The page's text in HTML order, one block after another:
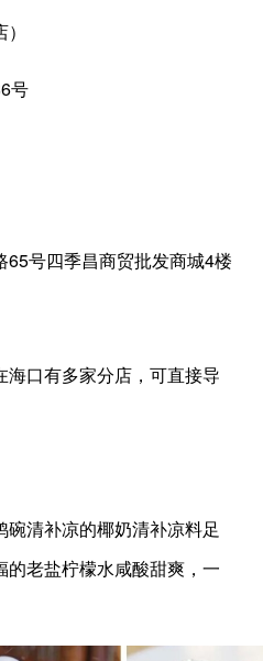
号
65号四季昌商贸批发商城4楼
口有多家分店，可直接导
清补凉的椰奶清补凉料足
老盐柠檬水咸酸甜爽，一